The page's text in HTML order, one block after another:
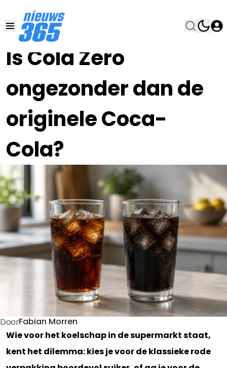
Is Cola Zero
ongezonder dan de
originele Coca-
Cola?
05 JUN , 15:00•
DoorFabian Morren
Wie voor het koelschap in de supermarkt staat,
kent het dilemma: kies je voor de klassieke rode